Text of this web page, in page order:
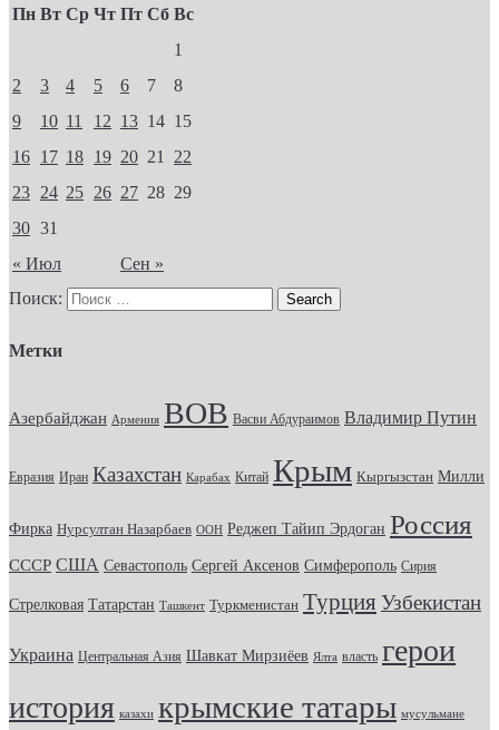
Пн Вт Ср Чт Пт Сб Вс
« Июл Сен »
1
2
3 4 5 6 7
8
9
10 11 12 13 14 15
16 17 18 19 20 21
22
23 24 25 26 27 28 29
30 31
Поиск:
Метки
Азербайджан Армения ВОВ Васви Абдураимов Владимир Путин
Евразия Иран Казахстан Карабах Китай Крым Кыргызстан Милли
Фирка Нурсултан Назарбаев ООН Реджеп Тайип Эрдоган Россия
СССР США Севастополь Сергей Аксенов Симферополь Сирия
Стрелковая Татарстан Ташкент Туркменистан Турция Узбекистан
Украина Центральная Азия Шавкат Мирзиёев Ялта власть герои
история казахи крымские татары мусульмане